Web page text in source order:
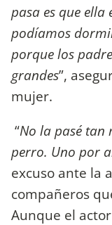
pasa es que
podíamos
porque los
grandes”,
mujer.
“No la pasé tan
perro. Uno por
excuso ante la
compañeros
Aunque el